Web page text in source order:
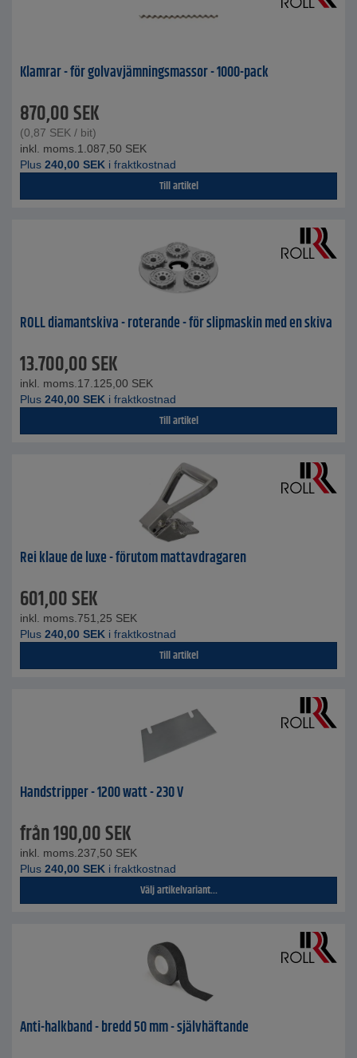
Klamrar - för golvavjämningsmassor - 1000-pack
870,00SEK
(0,87 SEK / bit)
inkl. moms. 1.087,50 SEK
Plus 240,00 SEK i fraktkostnad
Till artikel
ROLL diamantskiva - roterande - för slipmaskin med en skiva
13.700,00SEK
inkl. moms. 17.125,00 SEK
Plus 240,00 SEK i fraktkostnad
Till artikel
Rei klaue de luxe - förutom mattavdragaren
601,00SEK
inkl. moms. 751,25 SEK
Plus 240,00 SEK i fraktkostnad
Till artikel
Handstripper - 1200 watt - 230 V
från190,00SEK
inkl. moms. 237,50 SEK
Plus 240,00 SEK i fraktkostnad
Välj artikelvariant...
Anti-halkband - bredd 50 mm - självhäftande